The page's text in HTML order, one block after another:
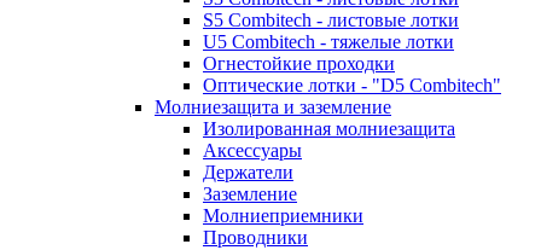
S5 Combitech - листовые лотки
U5 Combitech - тяжелые лотки
Огнестойкие проходки
Оптические лотки - "D5 Combitech"
Молниезащита и заземление
Изолированная молниезащита
Аксессуары
Держатели
Заземление
Молниеприемники
Проводники